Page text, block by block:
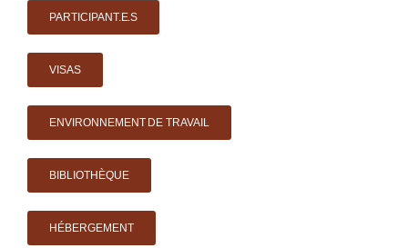
PARTICIPANT.E.S
VISAS
ENVIRONNEMENT DE TRAVAIL
BIBLIOTHÈQUE
HÉBERGEMENT